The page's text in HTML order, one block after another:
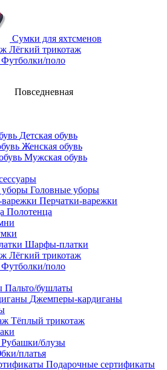
Сумки для яхтсменов
Лёгкий трикотаж
Футболки/поло
Повседневная
Детская обувь
Женская обувь
Мужская обувь
Головные уборы
Перчатки-варежки
Полотенца
Шарфы-платки
Лёгкий трикотаж
Футболки/поло
Пальто/бушлаты
Джемперы-кардиганы
Тёплый трикотаж
Рубашки/блузы
платья
Подарочные сертификаты